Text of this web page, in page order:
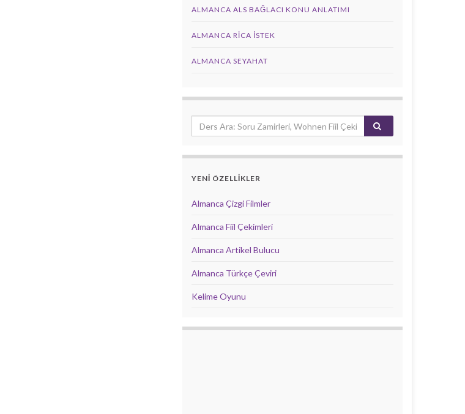
ALMANCA ALS BAĞLACI KONU ANLATIMI
ALMANCA RICA İSTEK
ALMANCA SEYAHAT
YENİ ÖZELLİKLER
Almanca Çizgi Filmler
Almanca Fiil Çekimleri
Almanca Artikel Bulucu
Almanca Türkçe Çeviri
Kelime Oyunu